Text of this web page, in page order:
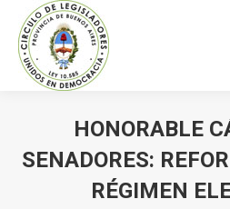
HONORABLE
SENADORES:
RÉGIMEN